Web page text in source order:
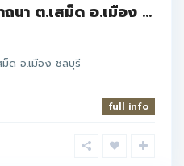
นา ต.เสม็ด อ.เมือง ...
ม็ด อ.เมือง ชลบุรี
full info